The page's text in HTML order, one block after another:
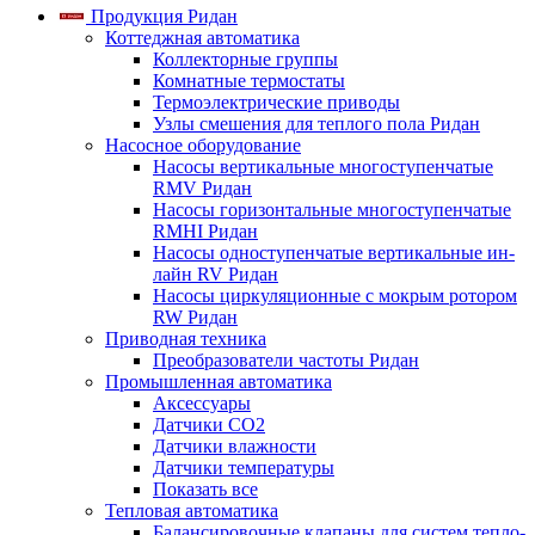
Продукция Ридан
Коттеджная автоматика
Коллекторные группы
Комнатные термостаты
Термоэлектрические приводы
Узлы смешения для теплого пола Ридан
Насосное оборудование
Насосы вертикальные многоступенчатые
RMV Ридан
Насосы горизонтальные многоступенчатые
RMHI Ридан
Насосы одноступенчатые вертикальные ин-
лайн RV Ридан
Насосы циркуляционные с мокрым ротором
RW Ридан
Приводная техника
Преобразователи частоты Ридан
Промышленная автоматика
Аксессуары
Датчики CO2
Датчики влажности
Датчики температуры
Показать все
Тепловая автоматика